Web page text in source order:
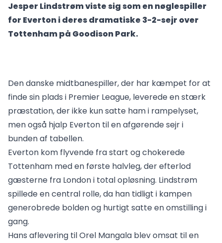
Jesper Lindstrøm viste sig som en nøglespiller
for Everton i deres dramatiske 3-2-sejr over
Tottenham på Goodison Park.
Den danske midtbanespiller, der har kæmpet for at
finde sin plads i Premier League, leverede en stærk
præstation, der ikke kun satte ham i rampelyset,
men også hjalp Everton til en afgørende sejr i
bunden af tabellen.
Everton kom flyvende fra start og chokerede
Tottenham med en første halvleg, der efterlod
gæsterne fra London i total opløsning. Lindstrøm
spillede en central rolle, da han tidligt i kampen
generobrede bolden og hurtigt satte en omstilling i
gang.
Hans aflevering til Orel Mangala blev omsat til en